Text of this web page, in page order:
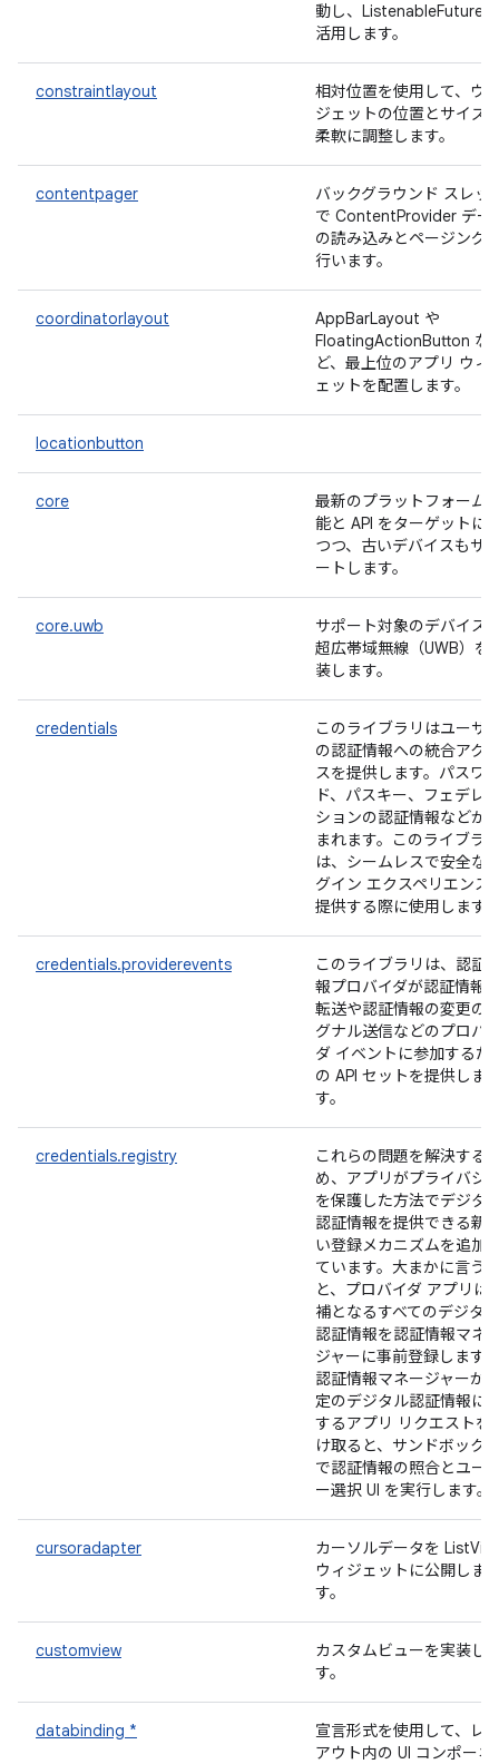
動し、ListenableFuture
活用します。
constraintlayout
相対位置を使用して、ウ
ジェットの位置とサイズ
柔軟に調整します。
contentpager
バックグラウンド スレッ
で ContentProvider デー
の読み込みとページング
行います。
coordinatorlayout
AppBarLayout や
FloatingActionButton な
ど、最上位のアプリ ウィ
ェットを配置します。
locationbutton
core
最新のプラットフォーム
能と API をターゲットに
つつ、古いデバイスもサ
ートします。
core.uwb
サポート対象のデバイス
超広帯域無線（UWB）を
装します。
credentials
このライブラリはユーザ
の認証情報への統合アク
スを提供します。パスワ
ド、パスキー、フェデレ
ションの認証情報などが
まれます。このライブラ
は、シームレスで安全な
グイン エクスペリエンス
提供する際に使用します
credentials.providerevents
このライブラリは、認証
報プロバイダが認証情報
転送や認証情報の変更の
グナル送信などのプロバ
ダ イベントに参加するた
の API セットを提供しま
す。
credentials.registry
これらの問題を解決する
め、アプリがプライバシ
を保護した方法でデジタ
認証情報を提供できる新
い登録メカニズムを追加
ています。大まかに言う
と、プロバイダ アプリは
補となるすべてのデジタル
認証情報を認証情報マネ
ジャーに事前登録します。
認証情報マネージャーが
定のデジタル認証情報に
するアプリ リクエストを
け取ると、サンドボック
で認証情報の照合とユー
ー選択 UI を実行します。
cursoradapter
カーソルデータを
ウィジェットに公開しま
す。
customview
カスタムビューを実装し
す。
databinding *
宣言形式を使用して、レ
アウト内の UI コンポーネ